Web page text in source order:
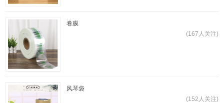
卷膜
(167人关注)
风琴袋
(152人关注)